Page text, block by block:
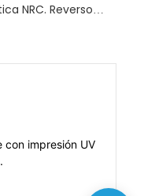
NRC. Reverso
¡Diseños y